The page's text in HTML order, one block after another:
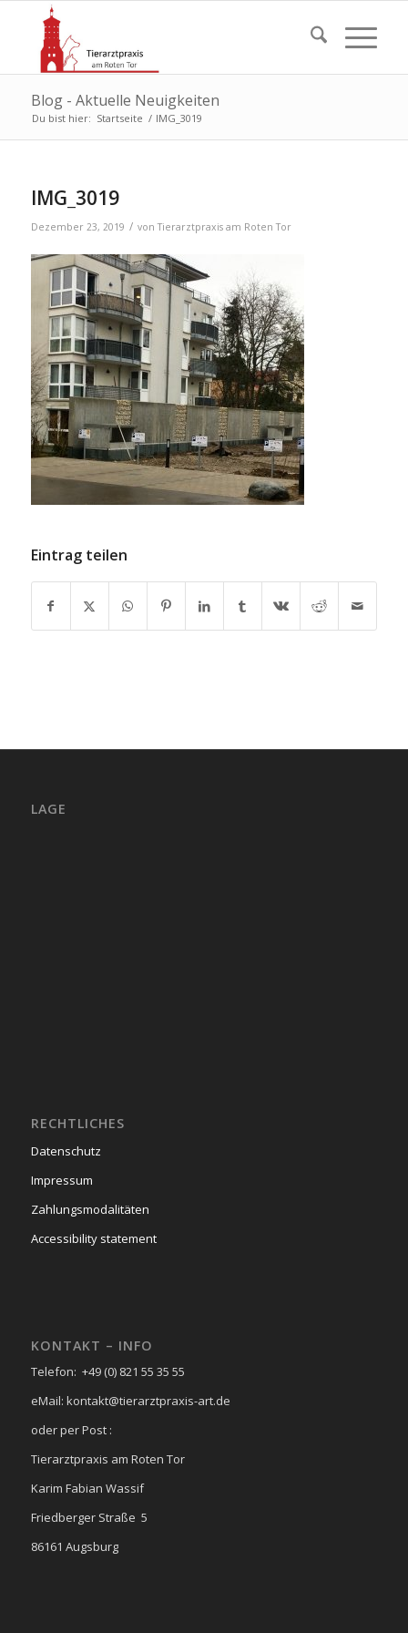
Blog - Aktuelle Neuigkeiten
Du bist hier: Startseite / IMG_3019
IMG_3019
Dezember 23, 2019 / vonTierarztpraxis am Roten Tor
Eintrag teilen
LAGE
RECHTLICHES
Datenschutz
Impressum
Zahlungsmodalitäten
Accessibility statement
KONTAKT – INFO
Telefon: +49 (0) 821 55 35 55
eMail: kontakt@tierarztpraxis-art.de
oder per Post :
Tierarztpraxis am Roten Tor
Karim Fabian Wassif
Friedberger Straße 5
86161 Augsburg